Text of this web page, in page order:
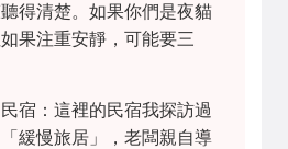
得清楚。如果你們是夜貓
果注重安靜，可能要三
宿：這裡的民宿我探訪過
緩慢旅居」，老闆親自導